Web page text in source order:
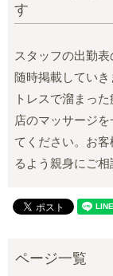
す
スタッフの出勤
随時掲載してい
トレスで溜まっ
店のマッサージ
てください。お
るよう親身にご相